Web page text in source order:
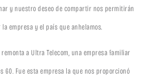
y nuestro deseo de compartir nos permitirán
empresa y el país que anhelamos.
a Ultra Telecom, una empresa familiar
60. Fue esta empresa la que nos proporcionó